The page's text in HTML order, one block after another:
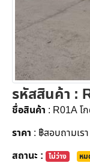
รหัสสินค้า :
ชื่อสินค้า : R01A โ
ราคา : ฿สอบถามเรา
สถานะ : ไม่ว่าง ห